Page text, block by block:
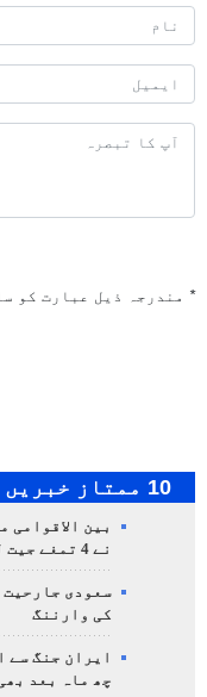
* مندرجہ ذیل عبارت کو
10 ممتاز خبریں
بین الاقوامی
نے 4 تمغے جیت لیے
سعودی جارحیت
کی وارننگ
ایران جنگ سے
چھ ماہ بعد